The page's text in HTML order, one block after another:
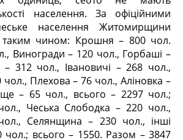
населення. За офіційними
населення Житомирщини
таким чином: Крошня – 800 чол.
Виногради – 120 чол., Горбаші –
312 чол., Івановичі – 268 чол.,
Плехова – 76 чол., Аліновка –
– 65 чол., всього – 2297 чол.;
Чеська Слободка – 220 чол.,
Селянщина – 230 чол., інші
чол.; всього – 1550. Разом – 3847